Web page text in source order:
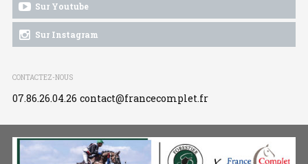
Sur Youtube
Sur Instagram
CONTACTEZ-NOUS
07.86.26.04.26 contact@francecomplet.fr